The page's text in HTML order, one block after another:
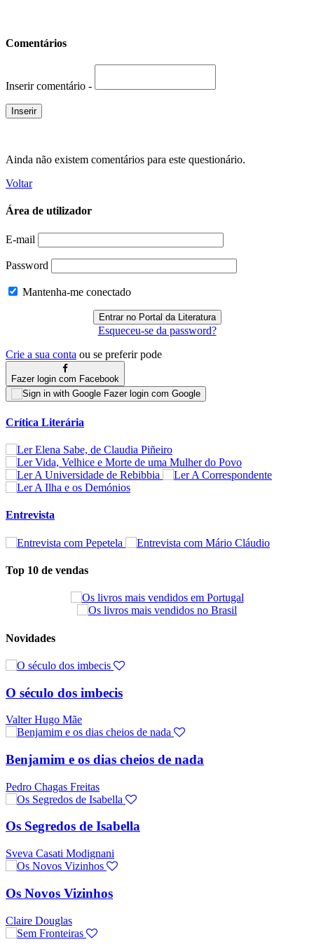
Comentários
Inserir comentário -
Ainda não existem comentários para este questionário.
Voltar
Área de utilizador
E-mail
Password
Mantenha-me conectado
Esqueceu-se da password?
Crie a sua conta ou se preferir pode
Fazer login com Facebook
Fazer login com Google
Crítica Literária
Entrevista
Top 10 de vendas
Novidades
O século dos imbecis
Valter Hugo Mãe
Benjamim e os dias cheios de nada
Pedro Chagas Freitas
Os Segredos de Isabella
Sveva Casati Modignani
Os Novos Vizinhos
Claire Douglas